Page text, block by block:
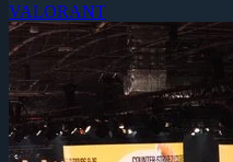
VALORANT